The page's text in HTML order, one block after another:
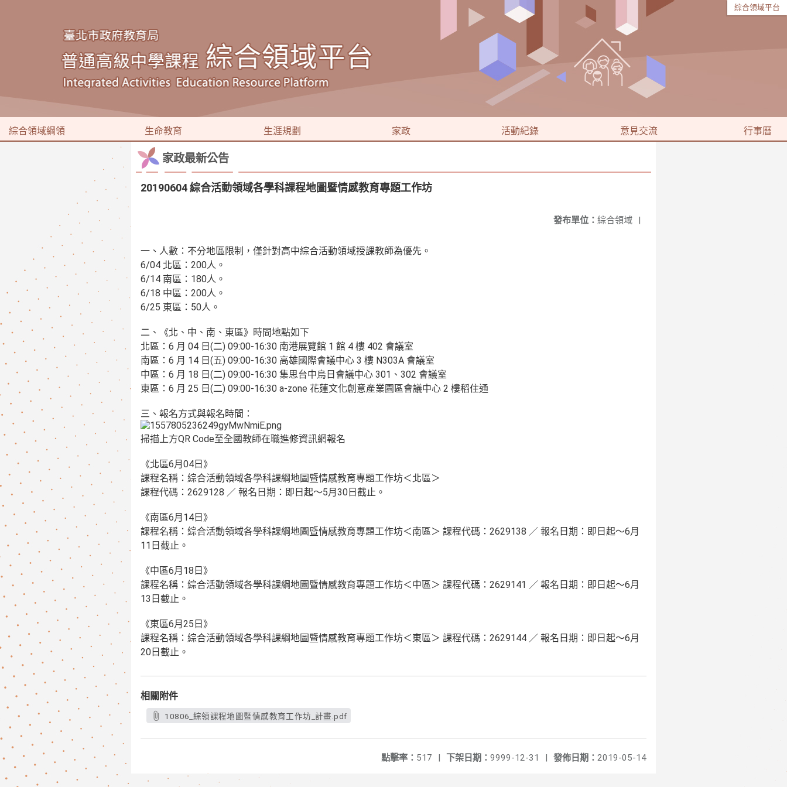
綜合領域平台
綜合領域綱領 生命教育 生涯規劃 家政 活動紀錄 意見交流 行事曆
家政最新公告
20190604 綜合活動領域各學科課程地圖暨情感教育專題工作坊
發布單位： 綜合領域 |
一、人數：不分地區限制，僅針對高中綜合活動領域授課教師為優先。
6/04 北區：200人。
6/14 南區：180人。
6/18 中區：200人。
6/25 東區：50人。
二、《北、中、南、東區》時間地點如下
北區：6 月 04 日(二) 09:00-16:30 南港展覽館 1 館 4 樓 402 會議室
南區：6 月 14 日(五) 09:00-16:30 高雄國際會議中心 3 樓 N303A 會議室
中區：6 月 18 日(二) 09:00-16:30 集思台中烏日會議中心 301、302 會議室
東區：6 月 25 日(二) 09:00-16:30 a-zone 花蓮文化創意產業園區會議中心 2 樓稻住通
三、報名方式與報名時間：
掃描上方QR Code至全國教師在職進修資訊網報名
《北區6月04日》
課程名稱：綜合活動領域各學科課綱地圖暨情感教育專題工作坊＜北區＞
課程代碼：2629128 ／ 報名日期：即日起～5月30日截止。
《南區6月14日》
課程名稱：綜合活動領域各學科課綱地圖暨情感教育專題工作坊＜南區＞ 課程代碼：2629138 ／ 報名日期：即日起～6月
11日截止。
《中區6月18日》
課程名稱：綜合活動領域各學科課綱地圖暨情感教育專題工作坊＜中區＞ 課程代碼：2629141 ／ 報名日期：即日起～6月
13日截止。
《東區6月25日》
課程名稱：綜合活動領域各學科課綱地圖暨情感教育專題工作坊＜東區＞ 課程代碼：2629144 ／ 報名日期：即日起～6月
20日截止。
相關附件
10806_綜領課程地圖暨情感教育工作坊_計畫.pdf
發佈日期： 2019-05-14
下架日期： 9999-12-31 |
點擊率： 517 |